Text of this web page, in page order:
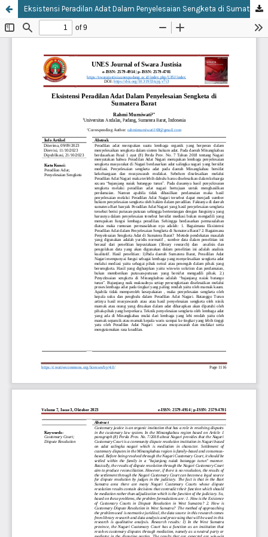
Eksistensi Peradilan Adat Dalam Penyelesaian Sengketa di Sumatera Barat